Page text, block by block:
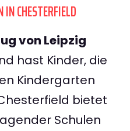
CHESTERFIELD
von Leipzig
hast Kinder, die
Kindergarten
bietet
Schulen